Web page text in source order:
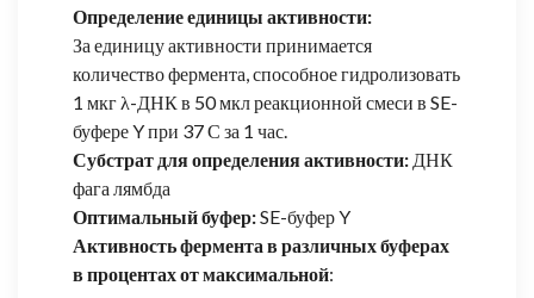
Определение единицы активности:
За единицу активности принимается
количество фермента, способное гидролизовать
1 мкг λ-ДНК в 50 мкл реакционной смеси в SE-
буфере Y при 37 С за 1 час.
Субстрат для определения активности: ДНК
фага лямбда
Оптимальный буфер:SE-буфер Y
Активность фермента в различных буферах
в процентах от максимальной: